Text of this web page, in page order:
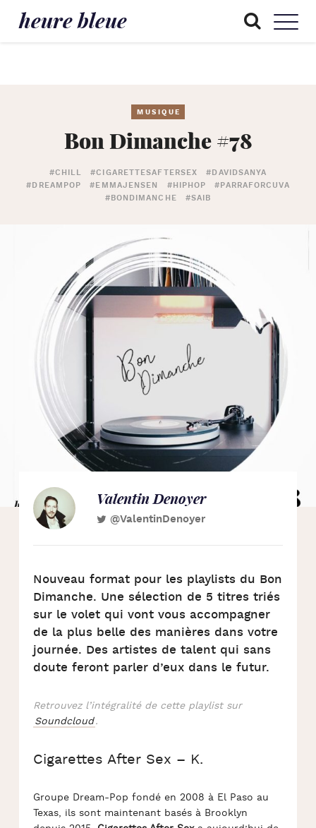
heure bleue
MUSIQUE
Bon Dimanche #78
#CHILL #CIGARETTESAFTERSEX
#DAVIDSANYA
#DREAMPOP
#EMMAJENSEN #HIPHOP
#PARRAFORCUVA
#BONDIMANCHE
#SAIB
Valentin Denoyer
@ValentinDenoyer
Nouveau format pour les playlists du Bon
Dimanche. Une sélection de 5 titres triés
sur le volet qui vont vous accompagner
de la plus belle des manières dans votre
journée. Des artistes de talent qui sans
doute feront parler d’eux dans le futur.
Retrouvez l’intégralité de cette playlist sur
Soundcloud.
Cigarettes After Sex – K.
Groupe Dream-Pop fondé en 2008 à El Paso au
Texas, ils sont maintenant basés à Brooklyn